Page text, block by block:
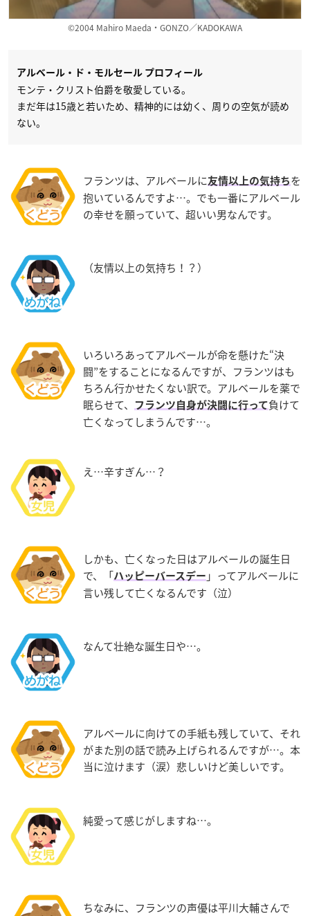
©2004 Mahiro Maeda・GONZO／KADOKAWA
アルベール・ド・モルセール プロフィール
モンテ・クリスト伯爵を敬愛している。
まだ年は15歳と若いため、精神的には幼く、周りの空気が読め
ない。
フランツは、アルベールに友情以上の気持ち を
抱いているんですよ…。でも一番にアルベール
の幸せを願っていて、超いい男なんです。
（友情以上の気持ち！？）
いろいろあってアルベールが命を懸けた“決
闘”をすることになるんですが、フランツはも
ちろん行かせたくない訳で。アルベールを薬で
眠らせて、
フランツ自身が決闘に行って負けて
亡くなってしまうんです…。
え…辛すぎん…？
しかも、亡くなった日はアルベールの誕生日
で、「ハッピーバースデー 」ってアルベールに
言い残して亡くなるんです（泣）
なんて壮絶な誕生日や…。
アルベールに向けての手紙も残していて、それ
がまた別の話で読み上げられるんですが…。本
当に泣けます（涙）悲しいけど美しいです。
純愛って感じがしますね…。
ちなみに、フランツの声優は平川大輔さんで